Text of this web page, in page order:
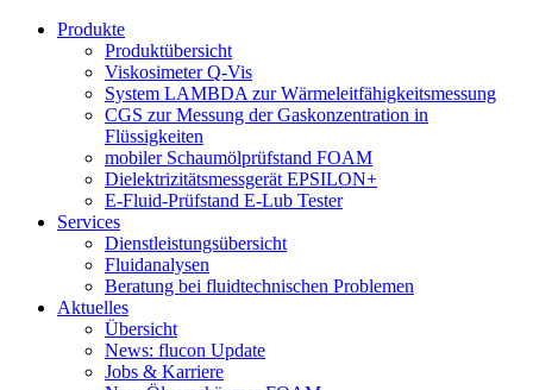
Produkte
Produktübersicht
Viskosimeter Q-Vis
System LAMBDA zur Wärmeleitfähigkeitsmessung
CGS zur Messung der Gaskonzentration in
Flüssigkeiten
mobiler Schaumölprüfstand FOAM
Dielektrizitätsmessgerät EPSILON+
E-Fluid-Prüfstand E-Lub Tester
Services
Dienstleistungsübersicht
Fluidanalysen
Beratung bei fluidtechnischen Problemen
Aktuelles
Übersicht
News: flucon Update
Jobs & Karriere